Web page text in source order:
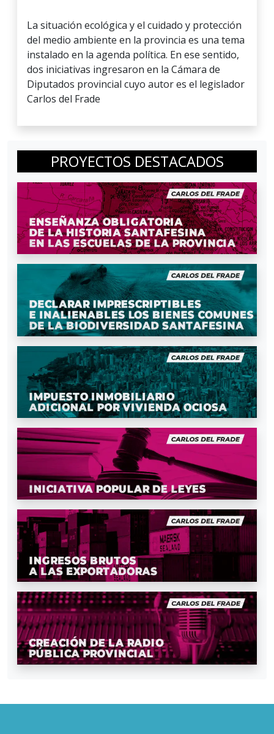
La situación ecológica y el cuidado y protección
del medio ambiente en la provincia es una tema
instalado en la agenda política. En ese sentido,
dos iniciativas ingresaron en la Cámara de
Diputados provincial cuyo autor es el legislador
Carlos del Frade
PROYECTOS DESTACADOS